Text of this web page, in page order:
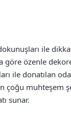
ile
göre özenle
ile donatılan
çoğu muhteşem
sunar.